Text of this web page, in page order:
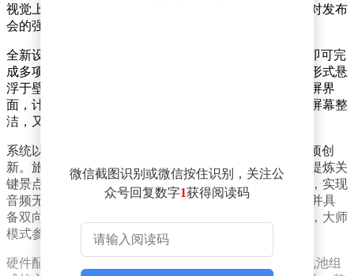
视觉上的革新，更在功能实用性上实现突破，引发用户对发布
会的强烈期待。
全新设计的“锁屏岛”功能成为焦点。用户无需解锁手机即可完
成多项操作：听歌时歌词实时显示，消息卡片以半透明形式悬
浮于壁纸之上，支持快速回复；导航信息直接投射至锁屏界
面，计时器等工具也集成其中。这种交互方式既保持了屏幕整
洁，又提升了操作效率，尤其受到音乐爱好者的好评。
系统以“轻盈”为核心设计理念，在AI应用场景上实现多项创
新。旅游攻略生成功能可自动分析小红书或网页内容，提炼关
键景点并规划行程；跨品牌耳机共享技术突破设备壁垒，实现
音频无缝流转；AI菜单翻译支持镜头扫描即时中文化，并具
备双向语音互译能力，为出国旅行提供便利。摄影方面，大师
模式参数复刻功能让新手也能轻松拍出专业级照片。
硬件配置同样亮眼，双2亿像素Ultra影像系统与大容量电池组
微信截图识别或微信按住识别，关注公
众号回复数字1获得阅读码